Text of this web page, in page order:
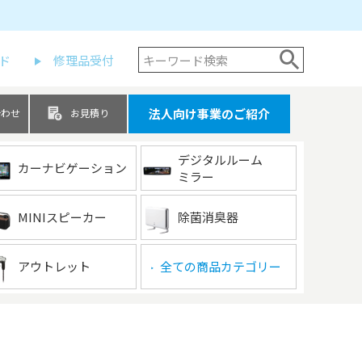
修理品受付
せ お見積り 法人向け事業のご紹介
カーナビゲーション
デジタルルーム
ミラー
MINIスピーカー 除菌消臭器
アウトレット ▶ 全ての商品カテゴリー